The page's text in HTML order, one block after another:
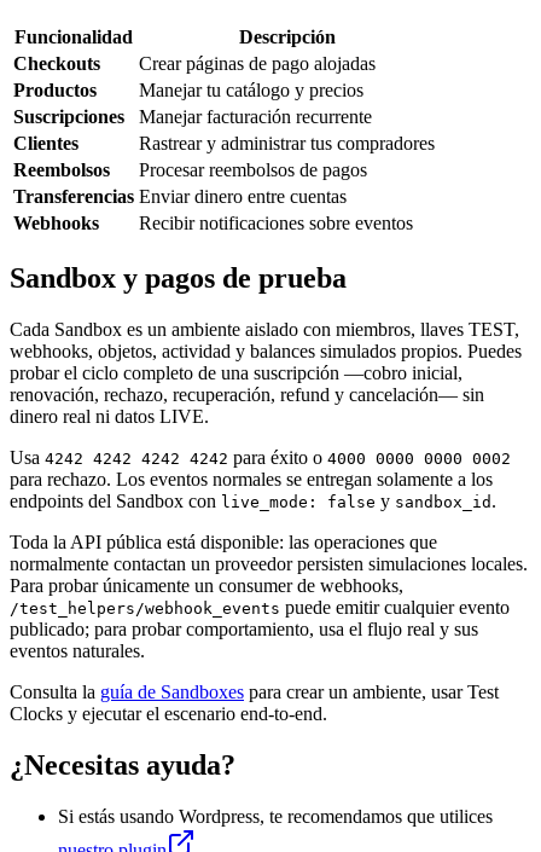
Funcionalidad
Descripción
Checkouts
Crear páginas de pago alojadas
Productos
Manejar tu catálogo y precios
Suscripciones
Manejar facturación recurrente
Clientes
Rastrear y administrar tus compradores
Reembolsos
Procesar reembolsos de pagos
Transferencias Enviar dinero entre cuentas
Webhooks
Recibir notificaciones sobre eventos
Sandbox y pagos de prueba
Cada Sandbox es un ambiente aislado con miembros, llaves TEST,
webhooks, objetos, actividad y balances simulados propios. Puedes
probar el ciclo completo de una suscripción —cobro inicial,
renovación, rechazo, recuperación, refund y cancelación— sin
dinero real ni datos LIVE.
Usa 4242 4242 4242 4242 para éxito o 4000 0000 0000 0002
para rechazo. Los eventos normales se entregan solamente a los
endpoints del Sandbox con live_mode: false y sandbox_id .
Toda la API pública está disponible: las operaciones que
normalmente contactan un proveedor persisten simulaciones locales.
Para probar únicamente un consumer de webhooks,
/test_helpers/webhook_events puede emitir cualquier evento
publicado; para probar comportamiento, usa el flujo real y sus
eventos naturales.
Consulta la guía de Sandboxes para crear un ambiente, usar Test
Clocks y ejecutar el escenario end-to-end.
¿Necesitas ayuda?
Si estás usando Wordpress, te recomendamos que utilices